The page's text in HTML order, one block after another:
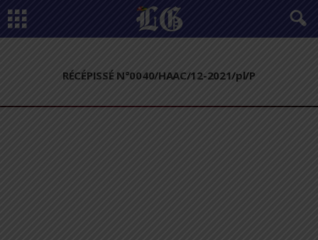
RÉCÉPISSÉ N°0040/HAAC/12-2021/pl/P